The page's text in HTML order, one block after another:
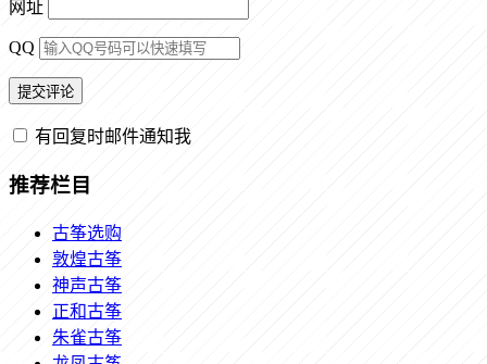
网址
QQ
有回复时邮件通知我
推荐栏目
古筝选购
敦煌古筝
神声古筝
正和古筝
朱雀古筝